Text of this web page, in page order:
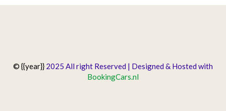
© {{year}} 2025 All right Reserved | Designed & Hosted with
BookingCars.nl